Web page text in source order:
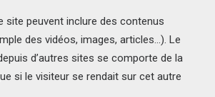
site peuvent inclure des contenus
des vidéos, images, articles…). Le
d’autres sites se comporte de la
si le visiteur se rendait sur cet autre